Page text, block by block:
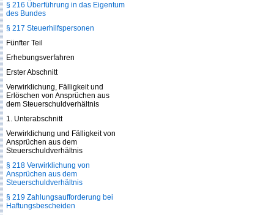
§ 216 Überführung in das Eigentum
des Bundes
§ 217 Steuerhilfspersonen
Fünfter Teil
Erhebungsverfahren
Erster Abschnitt
Verwirklichung, Fälligkeit und
Erlöschen von Ansprüchen aus
dem Steuerschuldverhältnis
1. Unterabschnitt
Verwirklichung und Fälligkeit von
Ansprüchen aus dem
Steuerschuldverhältnis
§ 218 Verwirklichung von
Ansprüchen aus dem
Steuerschuldverhältnis
§ 219 Zahlungsaufforderung bei
Haftungsbescheiden